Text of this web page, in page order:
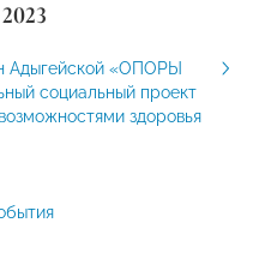
Адыгейской «ОПОРЫ
социальный проект
здоровья